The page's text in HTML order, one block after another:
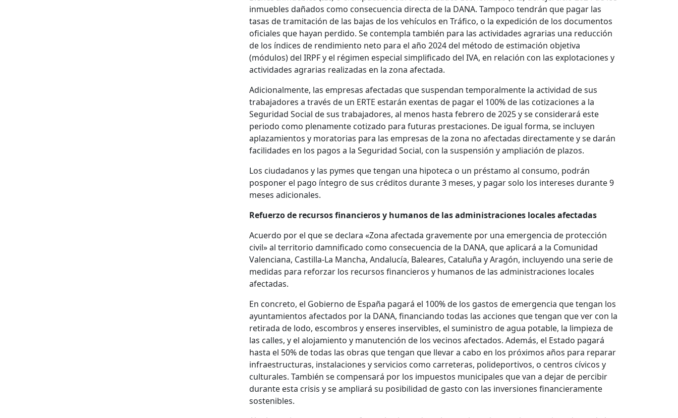
inmuebles dañados como consecuencia directa de la DANA. Tampoco tendrán que pagar las
tasas de tramitación de las bajas de los vehículos en Tráfico, o la expedición de los documentos
oficiales que hayan perdido. Se contempla también para las actividades agrarias una reducción
de los índices de rendimiento neto para el año 2024 del método de estimación objetiva
(módulos) del IRPF y el régimen especial simplificado del IVA, en relación con las explotaciones y
actividades agrarias realizadas en la zona afectada.
Adicionalmente, las empresas afectadas que suspendan temporalmente la actividad de sus
trabajadores a través de un ERTE estarán exentas de pagar el 100% de las cotizaciones a la
Seguridad Social de sus trabajadores, al menos hasta febrero de 2025 y se considerará este
periodo como plenamente cotizado para futuras prestaciones. De igual forma, se incluyen
aplazamientos y moratorias para las empresas de la zona no afectadas directamente y se darán
facilidades en los pagos a la Seguridad Social, con la suspensión y ampliación de plazos.
Los ciudadanos y las pymes que tengan una hipoteca o un préstamo al consumo, podrán
posponer el pago íntegro de sus créditos durante 3 meses, y pagar solo los intereses durante 9
meses adicionales.
Refuerzo de recursos financieros y humanos de las administraciones locales afectadas
Acuerdo por el que se declara «Zona afectada gravemente por una emergencia de protección
civil» al territorio damnificado como consecuencia de la DANA, que aplicará a la Comunidad
Valenciana, Castilla-La Mancha, Andalucía, Baleares, Cataluña y Aragón, incluyendo una serie de
medidas para reforzar los recursos financieros y humanos de las administraciones locales
afectadas.
En concreto, el Gobierno de España pagará el 100% de los gastos de emergencia que tengan los
ayuntamientos afectados por la DANA, financiando todas las acciones que tengan que ver con la
retirada de lodo, escombros y enseres inservibles, el suministro de agua potable, la limpieza de
las calles, y el alojamiento y manutención de los vecinos afectados. Además, el Estado pagará
hasta el 50% de todas las obras que tengan que llevar a cabo en los próximos años para reparar
infraestructuras, instalaciones y servicios como carreteras, polideportivos, o centros cívicos y
culturales. También se compensará por los impuestos municipales que van a dejar de percibir
durante esta crisis y se ampliará su posibilidad de gasto con las inversiones financieramente
sostenibles.